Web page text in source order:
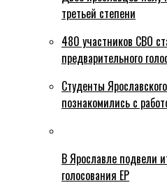
третьей степени
480 участников СВО
предварительного
Студенты
познакомились с
В Ярославле подвели
голосования ЕР